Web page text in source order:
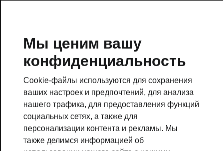
Мы ценим вашу
конфиденциальность
Cookie-файлы используются для сохранения
ваших настроек и предпочтений, для анализа
нашего трафика, для предоставления функций
социальных сетях, а также для
персонализации контента и рекламы. Мы
также делимся информацией об